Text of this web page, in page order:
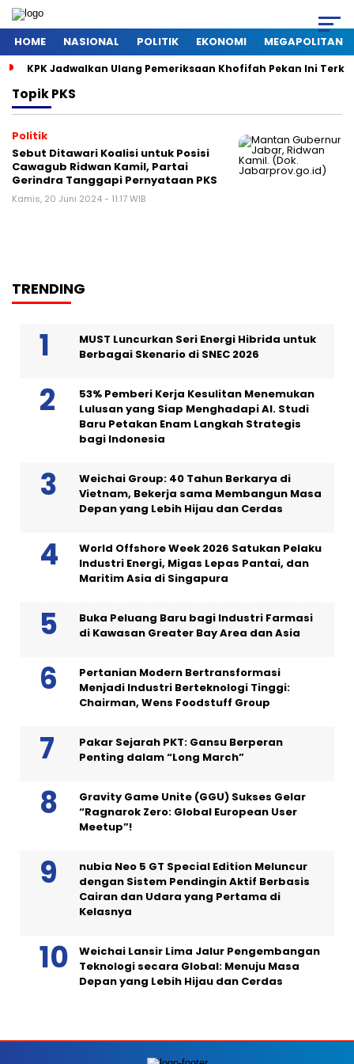
HOME NASIONAL POLITIK EKONOMI MEGAPOLITAN
KPK Jadwalkan Ulang Pemeriksaan Khofifah Pekan Ini
TopikPKS
Politik
Sebut Ditawari Koalisi untuk Posisi
Cawagub Ridwan Kamil, Partai
Gerindra Tanggapi Pernyataan PKS
Kamis, 20 Juni 2024 - 11:17 WIB
TRENDING
MUST Luncurkan Seri Energi Hibrida untuk
Berbagai Skenario di SNEC 2026
53% Pemberi Kerja Kesulitan Menemukan
Lulusan yang Siap Menghadapi AI. Studi
Baru Petakan Enam Langkah Strategis
bagi Indonesia
Weichai Group: 40 Tahun Berkarya di
Vietnam, Bekerja sama Membangun Masa
Depan yang Lebih Hijau dan Cerdas
World Offshore Week 2026 Satukan Pelaku
Industri Energi, Migas Lepas Pantai, dan
Maritim Asia di Singapura
Buka Peluang Baru bagi Industri Farmasi
di Kawasan Greater Bay Area dan Asia
Pertanian Modern Bertransformasi
Menjadi Industri Berteknologi Tinggi:
Chairman, Wens Foodstuff Group
Pakar Sejarah PKT: Gansu Berperan
Penting dalam “Long March”
Gravity Game Unite (GGU) Sukses Gelar
“Ragnarok Zero: Global European User
Meetup”!
nubia Neo 5 GT Special Edition Meluncur
dengan Sistem Pendingin Aktif Berbasis
Cairan dan Udara yang Pertama di
Kelasnya
Weichai Lansir Lima Jalur Pengembangan
Teknologi secara Global: Menuju Masa
Depan yang Lebih Hijau dan Cerdas